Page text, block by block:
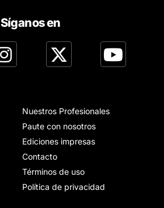
Síganos en
Nuestros Profesionales
Paute con nosotros
Ediciones impresas
Contacto
Términos de uso
Política de privacidad